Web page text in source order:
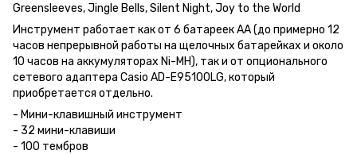
Greensleeves, Jingle Bells, Silent Night, Joy to the World
Инструмент работает как от 6 батареек AA (до примерно 12
часов непрерывной работы на щелочных батарейках и около
10 часов на аккумуляторах Ni-MH), так и от опционального
сетевого адаптера Casio AD-E95100LG, который
приобретается отдельно.
- Мини-клавишный инструмент
- 32 мини-клавиши
- 100 тембров